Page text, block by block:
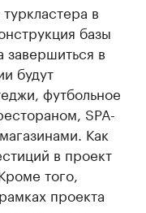
в
базы
в
будут
футбольное
SPA-
Как
в проект
того,
проекта